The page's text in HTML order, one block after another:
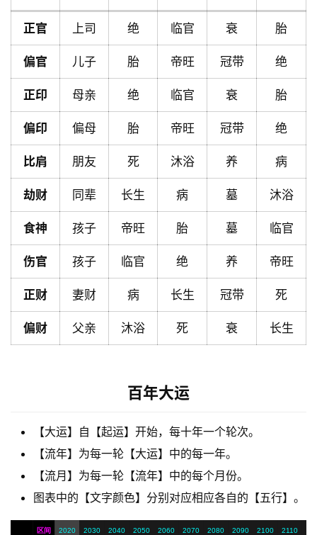
首
页
黄
历
占
卜
命
解
梦
服
务
正官 上司 绝 临官 衰 胎
偏官 儿子 胎 帝旺 冠带 绝
正印 母亲 绝 临官 衰 胎
偏印 偏母 胎 帝旺 冠带 绝
比肩 朋友 死 沐浴 养 病
劫财 同辈 长生 病 墓 沐浴
食神 孩子 帝旺 胎 墓 临官
伤官 孩子 临官 绝 养 帝旺
正财 妻财 病 长生 冠带 死
偏财 父亲 沐浴 死 衰 长生
百年大运
【大运】自【起运】开始，每十年一个轮次。
【流年】为每一轮【大运】中的每一年。
【流月】为每一轮【流年】中的每个月份。
图表中的【文字颜色】分别对应相应各自的【五行】。
区间 2020 2030 2040 2050 2060 2070 2080 2090 2100 2110